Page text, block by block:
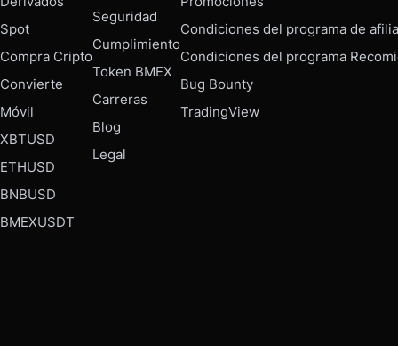
Spot
Compra Cripto
Convierte
Móvil
XBTUSD
ETHUSD
BNBUSD
BMEXUSDT
Seguridad
Cumplimiento
Token BMEX
Carreras
Blog
Legal
Condiciones del programa de
Condiciones del programa
Bug Bounty
TradingView